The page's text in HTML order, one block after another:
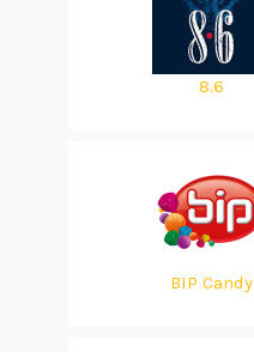
8.6
BIP Candy